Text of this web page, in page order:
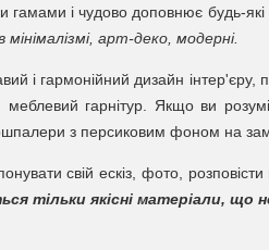
гамами і чудово доповнює будь-які
мінімалізмі, арт-деко, модерні.
і гармонійний дизайн
гарнітур. Якщо ви
з персиковим фоном на
свій ескіз, фото,
тільки якісні матеріали,